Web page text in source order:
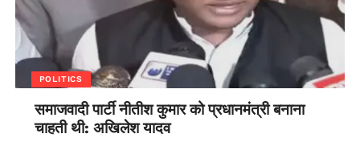
POLITICS
समाजवादी पार्टी नीतीश कुमार को प्रधानमंत्री बनाना
चाहती थी: अखिलेश यादव